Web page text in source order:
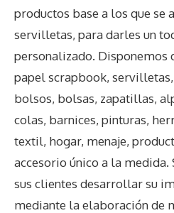
productos base a los que se
servilletas, para darles un
personalizado. Disponemos
papel scrapbook,
bolsos, bolsas, zapatillas,
colas, barnices, pinturas,
textil, hogar, menaje,
accesorio único a la
sus clientes desarrollar su
mediante la elaboración de